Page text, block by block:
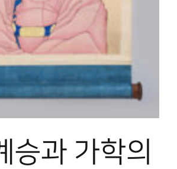
승과 가학의